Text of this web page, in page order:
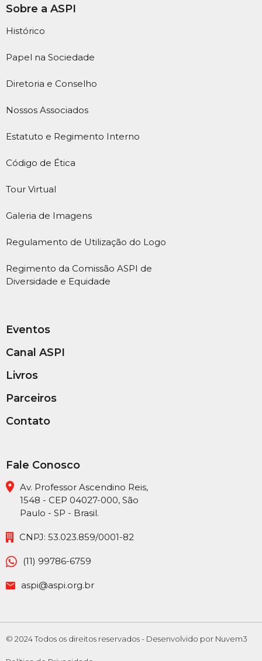
Sobre a ASPI
Histórico
Papel na Sociedade
Diretoria e Conselho
Nossos Associados
Estatuto e Regimento Interno
Código de Ética
Tour Virtual
Galeria de Imagens
Regulamento de Utilização do Logo
Regimento da Comissão ASPI de
Diversidade e Equidade
Eventos
Canal ASPI
Livros
Parceiros
Contato
Fale Conosco
Av. Professor Ascendino Reis,
1548 - CEP 04027-000, São
Paulo - SP - Brasil.
CNPJ: 53.023.859/0001-82
(11) 99786-6759
aspi@aspi.org.br
© 2024 Todos os direitos reservados - Desenvolvido por Nuvem3